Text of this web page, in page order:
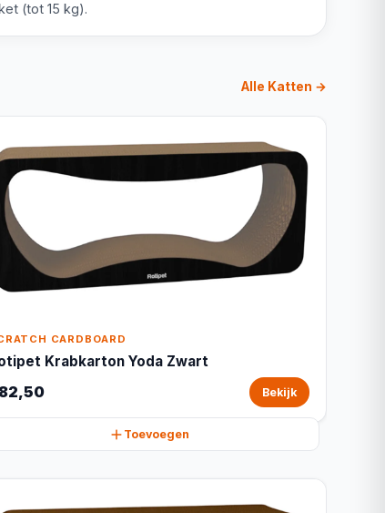
(tot 15 kg).
Alle Katten →
CARDBOARD
Krabkarton Yoda Zwart
Bekijk
Toevoegen